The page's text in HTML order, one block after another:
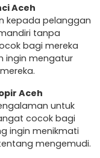
Aceh
kepada pelanggan
tanpa
bagi mereka
ingin mengatur
Aceh
untuk
cocok bagi
ingin menikmati
mengemudi.